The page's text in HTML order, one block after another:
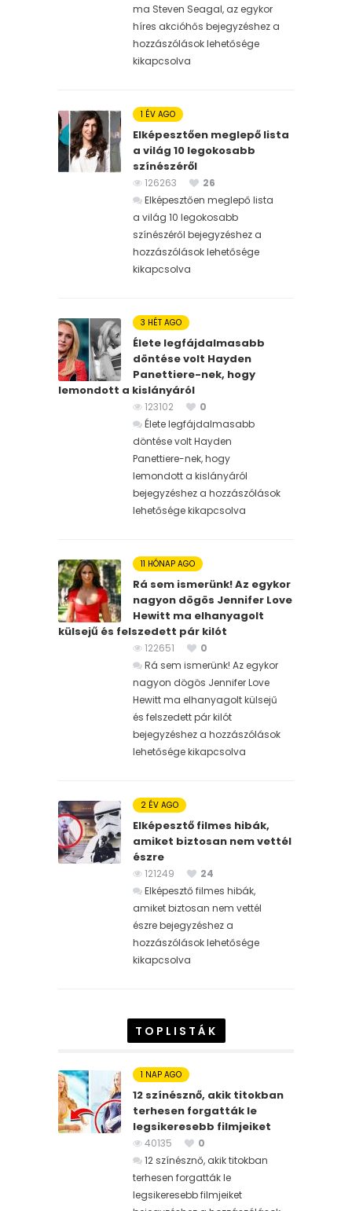
ma Steven Seagal, az egykor
híres akcióhős bejegyzéshez a
hozzászólások lehetősége
kikapcsolva
1 ÉV AGO
Elképesztően meglepő lista
a világ 10 legokosabb
színészéről
126263
26
Elképesztően meglepő lista
a világ 10 legokosabb
színészéről bejegyzéshez a
hozzászólások lehetősége
kikapcsolva
3 HÉT AGO
Élete legfájdalmasabb
döntése volt Hayden
Panettiere-nek, hogy
lemondott a kislányáról
123102
0
Élete legfájdalmasabb
döntése volt Hayden
Panettiere-nek, hogy
lemondott a kislányáról
bejegyzéshez a hozzászólások
lehetősége kikapcsolva
11 HÓNAP AGO
Rá sem ismerünk! Az egykor
nagyon dögös Jennifer Love
Hewitt ma elhanyagolt
külsejű és felszedett pár kilót
122651
0
Rá sem ismerünk! Az egykor
nagyon dögös Jennifer Love
Hewitt ma elhanyagolt külsejű
és felszedett pár kilót
bejegyzéshez a hozzászólások
lehetősége kikapcsolva
2 ÉV AGO
Elképesztő filmes hibák,
amiket biztosan nem vettél
észre
121249
24
Elképesztő filmes hibák,
amiket biztosan nem vettél
észre bejegyzéshez a
hozzászólások lehetősége
kikapcsolva
TOPLISTÁK
1 NAP AGO
12 színésznő, akik titokban
terhesen forgatták le
legsikeresebb filmjeiket
40135
0
12 színésznő, akik titokban
terhesen forgatták le
legsikeresebb filmjeiket